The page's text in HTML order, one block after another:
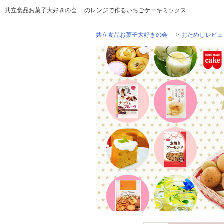
共立食品お菓子大好きの会 のレンジで作るいちごケーキミックス
共立食品お菓子大好きの会 おためしレビ